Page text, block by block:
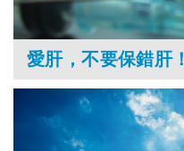
愛肝，不要保錯肝！